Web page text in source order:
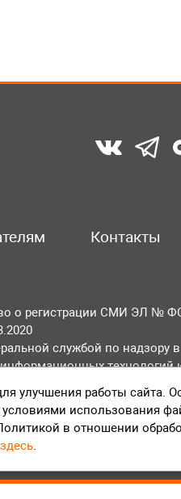
Контакты
о регистрации СМИ ЭЛ №
службой по надзору в
технологий
(Роскомнадзор).
обработке персональных
персональных данных
улучшения работы сайта.
условиями использования
в отношении
.